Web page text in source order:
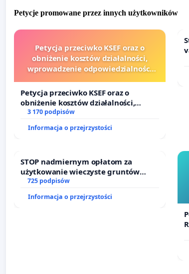
Petycje promowane przez innych użytkowników
Petycja przeciwko KSEF oraz o
obniżenie kosztów działalności,
wprowadzenie odpowiedzialności
sędziów
Petycja przeciwko KSEF oraz o
obniżenie kosztów działalności,
wprowadzenie odpowiedzialności
sędziów
3 170 podpisów
Informacja o przejrzystości
STOP nadmiernym opłatom za
użytkowanie wieczyste gruntów
zajmowanych przez rodzinne ogrody
725 podpisów
Informacja o przejrzystości